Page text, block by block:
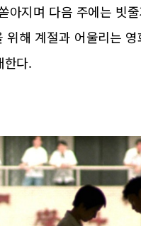
아지며 다음 주에는 빗
해 계절과 어울리는
한다.